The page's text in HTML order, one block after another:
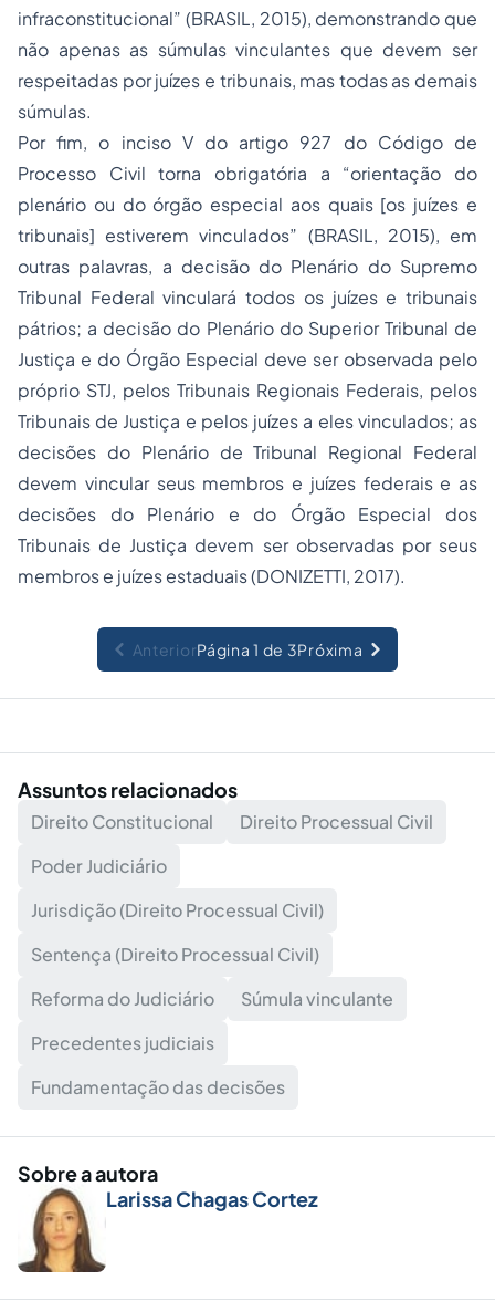
infraconstitucional” (BRASIL, 2015), demonstrando que
não apenas as súmulas vinculantes que devem ser
respeitadas por juízes e tribunais, mas todas as demais
súmulas.
Por fim, o inciso V do artigo 927 do Código de
Processo Civil torna obrigatória a “orientação do
plenário ou do órgão especial aos quais [os juízes e
tribunais] estiverem vinculados” (BRASIL, 2015), em
outras palavras, a decisão do Plenário do Supremo
Tribunal Federal vinculará todos os juízes e tribunais
pátrios; a decisão do Plenário do Superior Tribunal de
Justiça e do Órgão Especial deve ser observada pelo
próprio STJ, pelos Tribunais Regionais Federais, pelos
Tribunais de Justiça e pelos juízes a eles vinculados; as
decisões do Plenário de Tribunal Regional Federal
devem vincular seus membros e juízes federais e as
decisões do Plenário e do Órgão Especial dos
Tribunais de Justiça devem ser observadas por seus
membros e juízes estaduais (DONIZETTI, 2017).
AnteriorPágina 1 de 3Próxima
Assuntos relacionados
Direito Constitucional
Direito Processual Civil
Poder Judiciário
Jurisdição (Direito Processual Civil)
Sentença (Direito Processual Civil)
Reforma do Judiciário
Súmula vinculante
Precedentes judiciais
Fundamentação das decisões
Sobre a autora
Larissa Chagas Cortez